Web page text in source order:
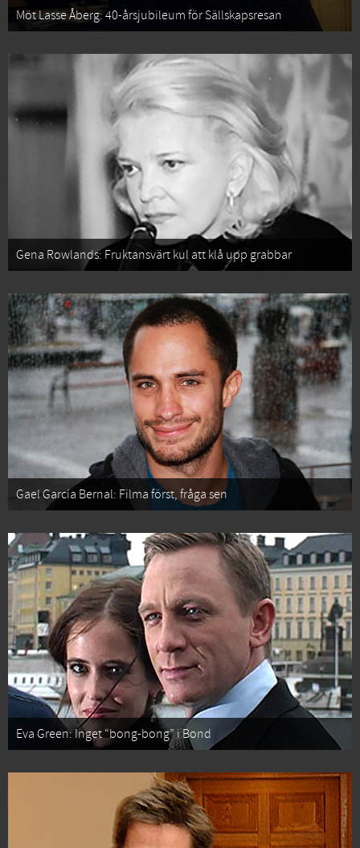
Möt Lasse Åberg: 40-årsjubileum för Sällskapsresan
Gena Rowlands: Fruktansvärt kul att klå upp grabbar
Gael García Bernal: Filma först, fråga sen
Eva Green: Inget “bong-bong” i Bond